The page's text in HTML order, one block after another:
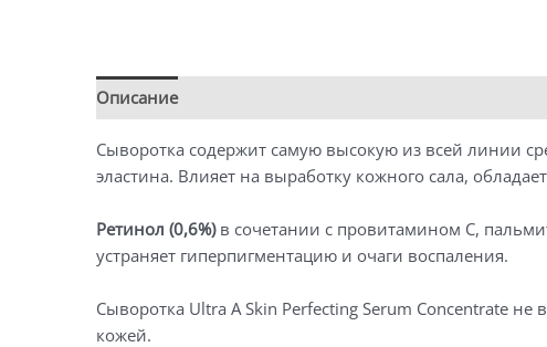
Описание
Сыворотка содержит самую высокую из всей линии
эластина. Влияет на выработку кожного сала,
Ретинол (0,6%)в сочетании с провитамином С,
устраняет гиперпигментацию и очаги воспаления.
Сыворотка Ultra A Skin Perfecting Serum Concentrate
кожей.